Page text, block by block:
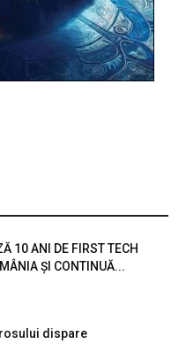
10 ANI DE FIRST TECH
ȘI CONTINUĂ...
dispare